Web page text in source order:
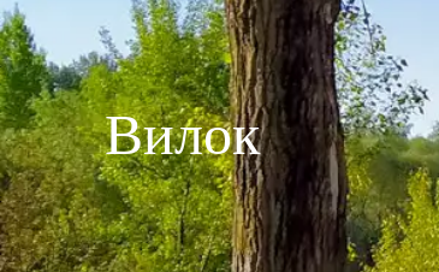
Вилок